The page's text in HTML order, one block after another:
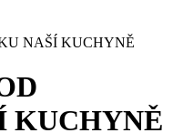
NAŠÍ KUCHYNĚ
KUCHYNĚ